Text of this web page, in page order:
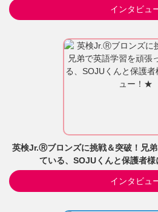
インタビュ
英検Jr.Ⓡブロンズに挑戦＆突破！兄
ている、SOJUくんと保護者
インタビュ